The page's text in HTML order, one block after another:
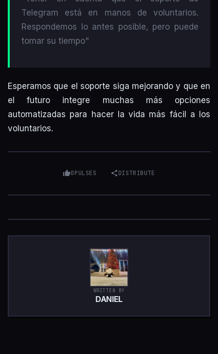
Telegram está en manos de voluntarios.
Respondemos lo antes posible, pero puede
tomar su tiempo"
Esperamos que el soporte siga mejorando y que en
el futuro integre muchas más opciones
automatizadas para hacer la vida más fácil a los
voluntarios.
0PULSES DISTRIBUTE
WRITTEN BY
DANIEL